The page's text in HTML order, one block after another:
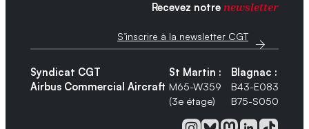
Recevez notre newsletter
S’inscrire à la newsletter CGT
Syndicat CGT
Airbus Commercial Aircraft
St Martin :
M65-W359
(3e étage)
Blagnac :
B43-E083
B75-S050